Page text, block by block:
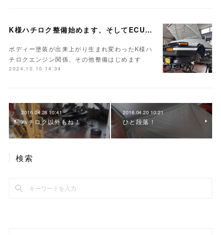
K様ハチロク整備始めます、そしてECUセッティング
ボディー塗装が出来上がり生まれ変わったK様ハ
チロクエンジン関係、その他整備はじめます
2024.10.10 14:34
2016.04.28 10:41
ハチロク以外もね！
2016.04.20 10:21
ひと段落！
検索